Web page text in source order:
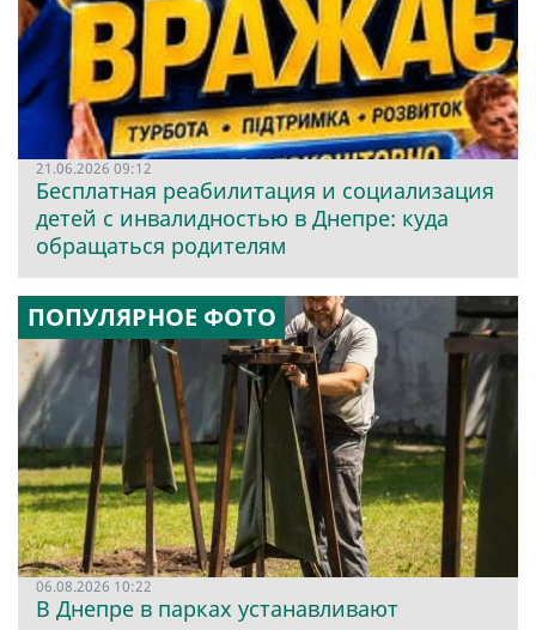
21.06.2026 09:12
Бесплатная реабилитация и социализация
детей с инвалидностью в Днепре: куда
обращаться родителям
ПОПУЛЯРНОЕ ФОТО
06.08.2026 10:22
В Днепре в парках устанавливают